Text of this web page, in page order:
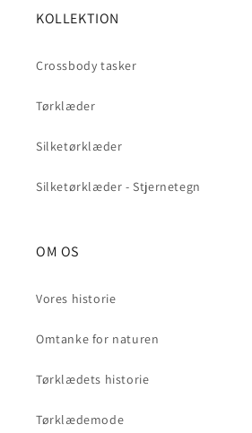
KOLLEKTION
Crossbody tasker
Tørklæder
Silketørklæder
Silketørklæder - Stjernetegn
OM OS
Vores historie
Omtanke for naturen
Tørklædets historie
Tørklædemode